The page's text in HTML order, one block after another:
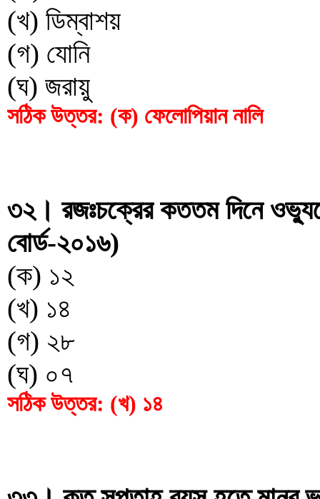
(খ) ডিম্বাশয়
(গ) যোনি
(ঘ) জরায়ু
সঠিক উত্তর: (ক) ফেলোপিয়ান নালি
৩২। রজঃচক্রের কততম দিনে
বোর্ড-২০১৬)
(ক) ১২
(খ) ১৪
(গ) ২৮
(ঘ) ০৭
সঠিক উত্তর: (খ) ১৪